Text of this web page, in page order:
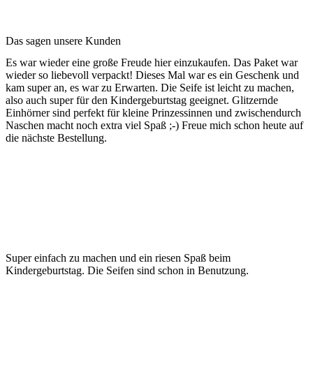
Das sagen unsere Kunden
Es war wieder eine große Freude hier einzukaufen. Das Paket war
wieder so liebevoll verpackt! Dieses Mal war es ein Geschenk und
kam super an, es war zu Erwarten. Die Seife ist leicht zu machen,
also auch super für den Kindergeburtstag geeignet. Glitzernde
Einhörner sind perfekt für kleine Prinzessinnen und zwischendurch
Naschen macht noch extra viel Spaß ;-) Freue mich schon heute auf
die nächste Bestellung.
Super einfach zu machen und ein riesen Spaß beim
Kindergeburtstag. Die Seifen sind schon in Benutzung.